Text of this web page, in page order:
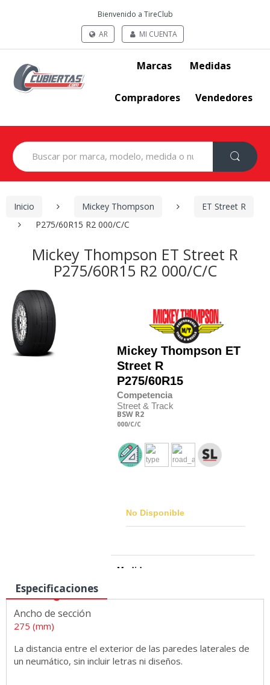
Bienvenido a TireClub
AR
MI CUENTA
Marcas Medidas
Compradores Vendedores
Search
for:
Inicio Mickey Thompson
ET Street R
P275/60R15 R2 000/C/C
Mickey Thompson ET Street R
P275/60R15 R2 000/C/C
Mickey Thompson ET
Street R
P275/60R15
Competencia
Street & Track
BSW R2
000/C/C
No Disponible
Medidas
Especificaciones
Ancho de sección
275 (mm)
La distancia entre el exterior de las paredes laterales de
un neumático, sin incluir letras ni diseños.